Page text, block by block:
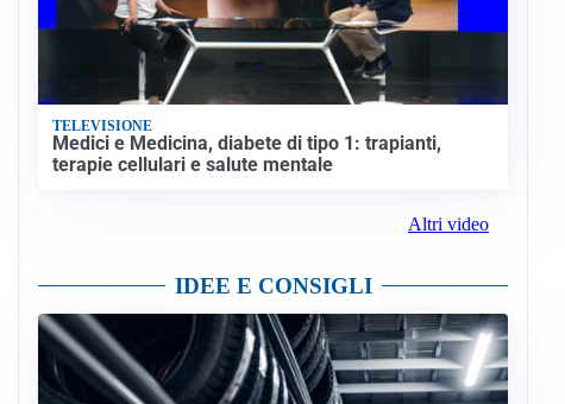
TELEVISIONE
Medici e Medicina, diabete di tipo 1: trapianti,
terapie cellulari e salute mentale
Altri video
IDEE E CONSIGLI